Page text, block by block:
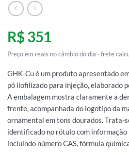
R$ 351
Preço em reais no câmbio do dia · frete
GHK-Cu é um produto apresentado
pó liofilizado para injeção, elaborado
A embalagem mostra claramente a
frente, acompanhada do logotipo da
ornamental em tons dourados. Trata-
identificado no rótulo com
incluindo número CAS, fórmula